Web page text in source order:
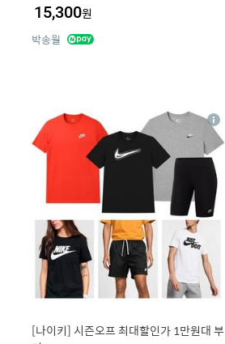
15,300원
박송월
11
[나이키] 시즌오프 최대할인가 1만원대 부
상
세